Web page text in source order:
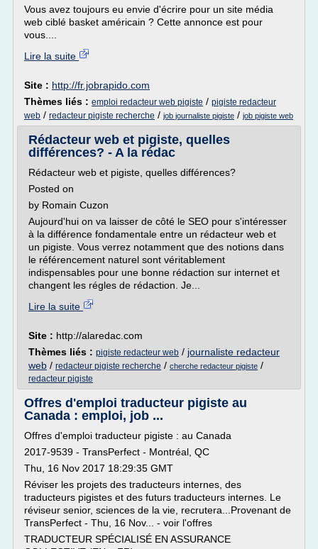
Vous avez toujours eu envie d'écrire pour un site média
web ciblé basket américain ? Cette annonce est pour
vous....
Lire la suite
Site : http://fr.jobrapido.com
Thèmes liés : emploi redacteur web pigiste / pigiste redacteur
web / redacteur pigiste recherche / job journaliste pigiste / job pigiste web
Rédacteur web et pigiste, quelles
différences? - A la rédac
Rédacteur web et pigiste, quelles différences?
Posted on
by Romain Cuzon
Aujourd'hui on va laisser de côté le SEO pour s'intéresser
à la différence fondamentale entre un rédacteur web et
un pigiste. Vous verrez notamment que des notions dans
le référencement naturel sont véritablement
indispensables pour une bonne rédaction sur internet et
changent les régles de rédaction. Je...
Lire la suite
Site : http://alaredac.com
Thèmes liés : pigiste redacteur web / journaliste redacteur
web / redacteur pigiste recherche / cherche redacteur pigiste /
redacteur pigiste
Offres d'emploi traducteur pigiste au
Canada : emploi, job ...
Offres d'emploi traducteur pigiste : au Canada
2017-9539 - TransPerfect - Montréal, QC
Thu, 16 Nov 2017 18:29:35 GMT
Réviser les projets des traducteurs internes, des
traducteurs pigistes et des futurs traducteurs internes. Le
réviseur senior, sciences de la vie, recrutera...Provenant de
TransPerfect - Thu, 16 Nov... - voir l'offres
TRADUCTEUR SPÉCIALISÉ EN ASSURANCE